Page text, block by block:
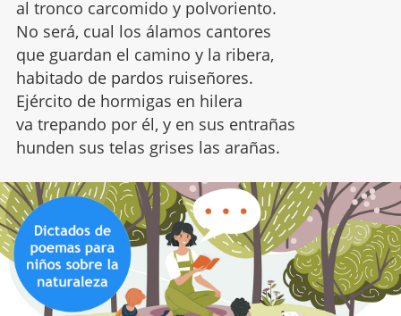
al tronco carcomido y polvoriento.
No será, cual los álamos cantores
que guardan el camino y la ribera,
habitado de pardos ruiseñores.
Ejército de hormigas en hilera
va trepando por él, y en sus entrañas
hunden sus telas grises las arañas.